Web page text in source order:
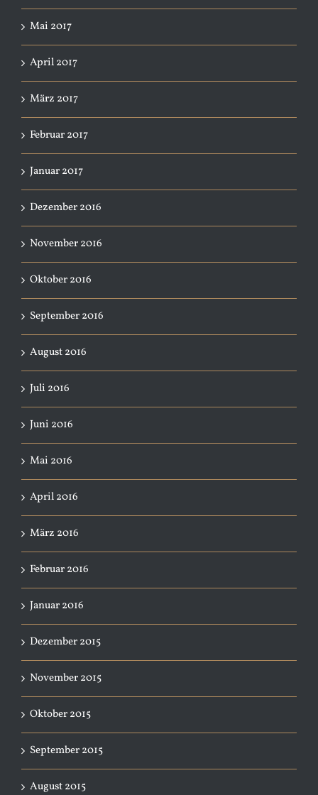
Mai 2017
April 2017
März 2017
Februar 2017
Januar 2017
Dezember 2016
November 2016
Oktober 2016
September 2016
August 2016
Juli 2016
Juni 2016
Mai 2016
April 2016
März 2016
Februar 2016
Januar 2016
Dezember 2015
November 2015
Oktober 2015
September 2015
August 2015